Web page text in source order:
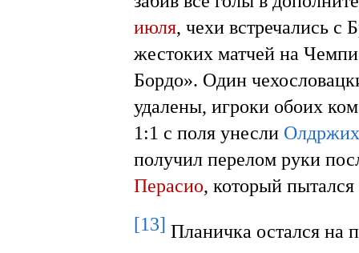
июля, чехи встречались с
жестоких матчей на
Бордо». Один
удалены, игроки обоих
1:1 с поля унесли
получил перелом руки
Перасио, который
[13] Планичка остался на